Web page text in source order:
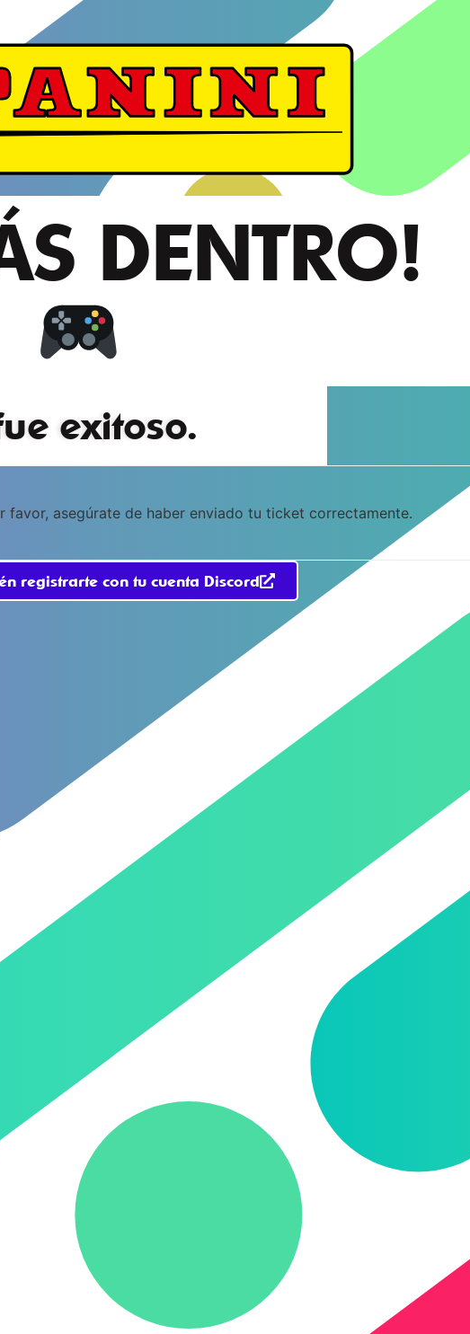
DENTRO!
exitoso.
favor, asegúrate de haber enviado tu ticket correctamente.
registrarte con tu cuenta Discord